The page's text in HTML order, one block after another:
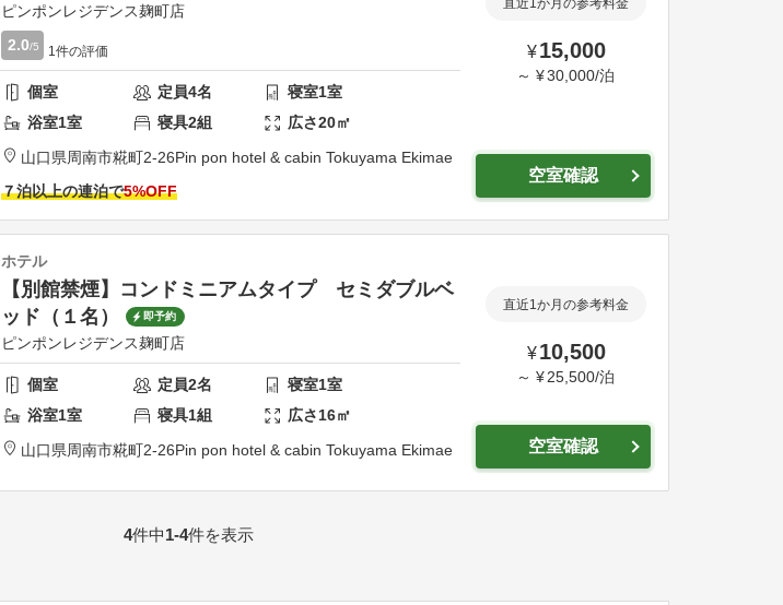
ピンポンレジデンス麹町店
2.0/5 1 件の評価
個室 定員4名 寝室1室
浴室1室 寝具2組 広さ20㎡
山口県周南市糀町2-26Pin pon hotel & cabin Tokuyama Ekimae
７泊以上の連泊で5%OFF
直近1か月の参考料金
¥ 15,000
～ ¥30,000/泊
空室確認
ホテル
【別館禁煙】コンドミニアムタイプ セミダブルベ
ッド（１名）
即予約
ピンポンレジデンス麹町店
個室 定員2名 寝室1室
浴室1室 寝具1組 広さ16㎡
山口県周南市糀町2-26Pin pon hotel & cabin Tokuyama Ekimae
直近1か月の参考料金
¥ 10,500
～ ¥ 25,500/泊
空室確認
4件中1-4件を表示